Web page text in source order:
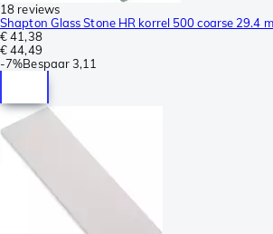
18 reviews
Shapton Glass Stone HR korrel 500 coarse 29.4
€ 41,38
€ 44,49
-7%Bespaar3,11